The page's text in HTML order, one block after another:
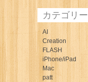
カテゴリー
AI
Creation
FLASH
iPhone/iPad
Mac
patt